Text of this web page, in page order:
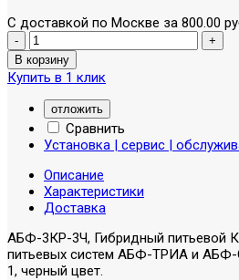
С доставкой по Москве за 800.00
Купить в 1 клик
отложить
Сравнить
Установка | сервис |
Описание
Характеристики
Доставка
АБФ-3КР-3Ч, Гибридный питьевой
питьевых систем АБФ-ТРИА и
1, черный цвет.